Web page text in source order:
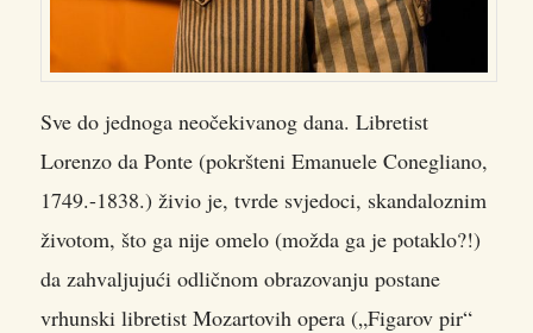
Sve do jednoga neočekivanog dana. Libretist
Lorenzo da Ponte (pokršteni Emanuele Conegliano,
1749.-1838.) živio je, tvrde svjedoci, skandaloznim
životom, što ga nije omelo (možda ga je potaklo?!)
da zahvaljujući odličnom obrazovanju postane
vrhunski libretist Mozartovih opera („Figarov pir“